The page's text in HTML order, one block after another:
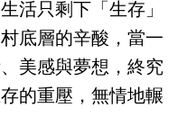
活只剩下「生存」
底層的辛酸，當一
美感與夢想，終究
的重壓，無情地輾